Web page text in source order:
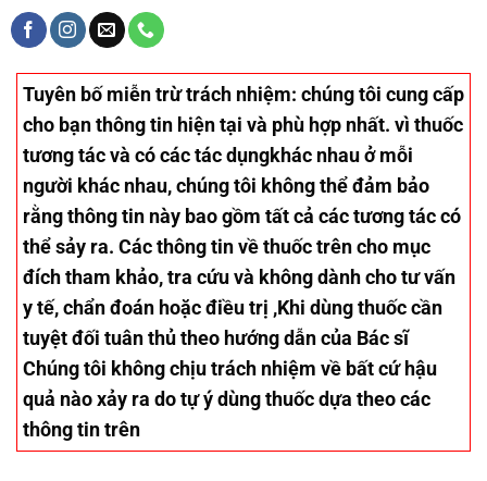
Tuyên bố miễn trừ trách nhiệm: chúng tôi cung cấp
cho bạn thông tin hiện tại và phù hợp nhất. vì thuốc
tương tác và có các tác dụngkhác nhau ở mỗi
người khác nhau, chúng tôi không thể đảm bảo
rằng thông tin này bao gồm tất cả các tương tác có
thể sảy ra. Các thông tin về thuốc trên cho mục
đích tham khảo, tra cứu và không dành cho tư vấn
y tế, chẩn đoán hoặc điều trị ,Khi dùng thuốc cần
tuyệt đối tuân thủ theo hướng dẫn của Bác sĩ
Chúng tôi không chịu trách nhiệm về bất cứ hậu
quả nào xảy ra do tự ý dùng thuốc dựa theo các
thông tin trên